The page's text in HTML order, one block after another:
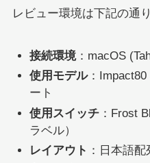
レビュー環境は下記の通り
接続環境：macOS
使用モデル：
ート
使用スイッチ ：Frost
ラベル）
レイアウト ：日本語配